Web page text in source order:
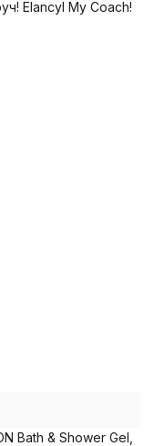
Elancyl My Coach!
Bath & Shower Gel,